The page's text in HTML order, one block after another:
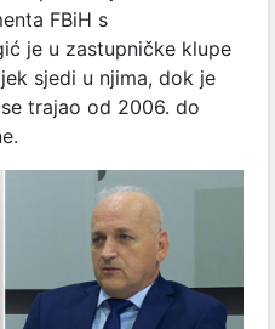
FBiH s
je u zastupničke klupe
sjedi u njima, dok je
trajao od 2006. do